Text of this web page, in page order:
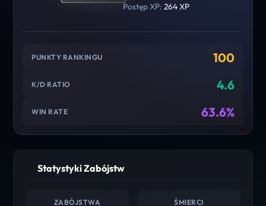
Postęp XP: 264 XP
PUNKTY RANKINGU 100
K/D RATIO 4.6
WIN RATE 63.6%
Statystyki Zabójstw
ZABÓJSTWA ŚMIERCI